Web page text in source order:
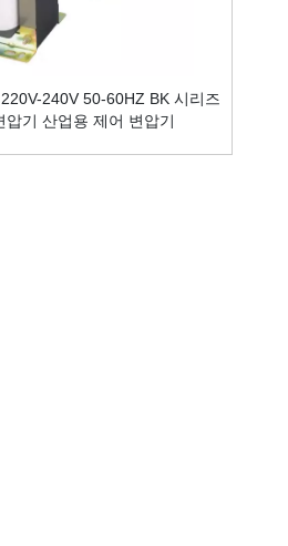
240V 50-60HZ BK 시리즈
압기 산업용 제어 변압기